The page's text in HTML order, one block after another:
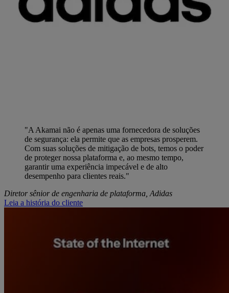
"A Akamai não é apenas uma fornecedora de soluções
de segurança: ela permite que as empresas prosperem.
Com suas soluções de mitigação de bots, temos o poder
de proteger nossa plataforma e, ao mesmo tempo,
garantir uma experiência impecável e de alto
desempenho para clientes reais."
Diretor sênior de engenharia de plataforma, Adidas
Leia a história do cliente